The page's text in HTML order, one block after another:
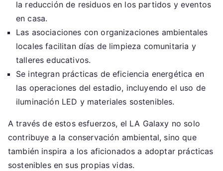
la reducción de residuos en los partidos y eventos
en casa.
Las asociaciones con organizaciones ambientales
locales facilitan días de limpieza comunitaria y
talleres educativos.
Se integran prácticas de eficiencia energética en
las operaciones del estadio, incluyendo el uso de
iluminación LED y materiales sostenibles.
A través de estos esfuerzos, el LA Galaxy no solo
contribuye a la conservación ambiental, sino que
también inspira a los aficionados a adoptar prácticas
sostenibles en sus propias vidas.